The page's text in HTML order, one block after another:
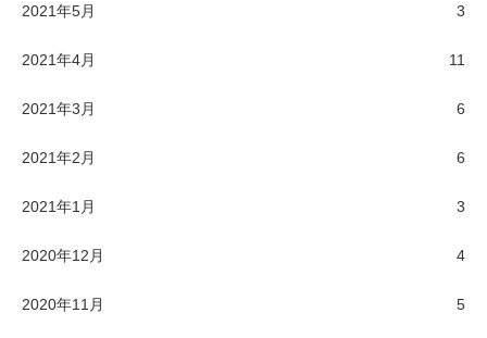
2021年5月 3
2021年4月 11
2021年3月 6
2021年2月 6
2021年1月 3
2020年12月 4
2020年11月 5